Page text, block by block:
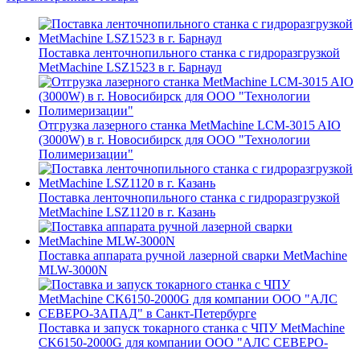
Поставка ленточнопильного станка c гидроразгрузкой
MetMachine LSZ1523 в г. Барнаул
Отгрузка лазерного станка MetMachine LCM-3015 AIO
(3000W) в г. Новосибирск для ООО "Технологии
Полимеризации"
Поставка ленточнопильного станка c гидроразгрузкой
MetMachine LSZ1120 в г. Казань
Поставка аппарата ручной лазерной сварки MetMachine
MLW-3000N
Поставка и запуск токарного станка с ЧПУ MetMachine
CK6150-2000G для компании ООО "АЛС СЕВЕРО-